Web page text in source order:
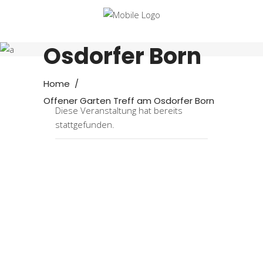
Osdorfer Born
Home /
Offener Garten Treff am Osdorfer Born
Diese Veranstaltung hat bereits
stattgefunden.